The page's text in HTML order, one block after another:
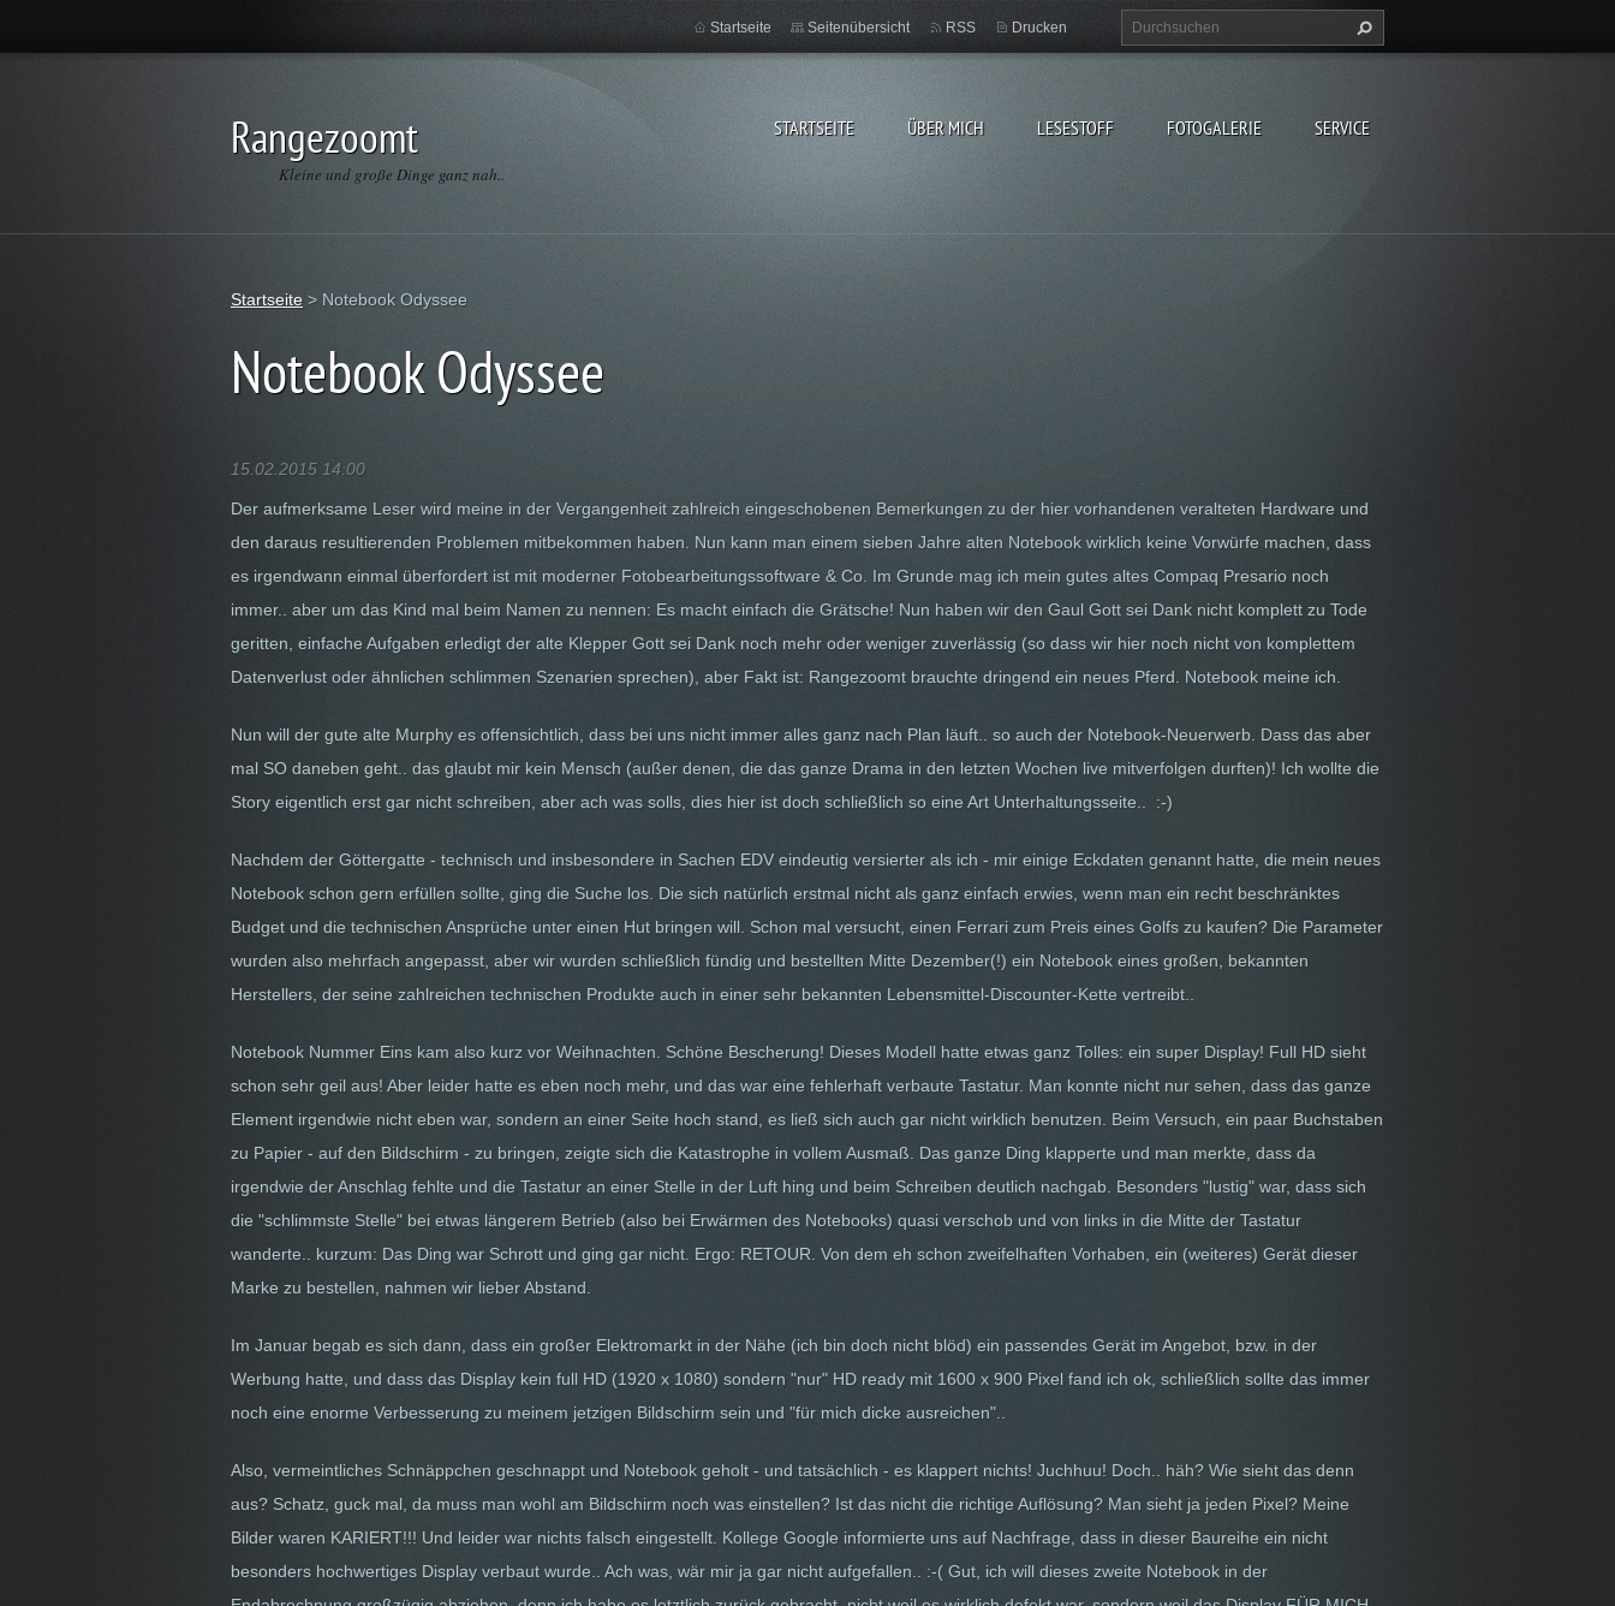
Rangezoomt
Kleine und große Dinge ganz nah..
STARTSEITE ÜBER MICH LESESTOFF FOTOGALERIE SERVICE
Startseite Seitenübersicht RSS Drucken
Startseite > Notebook Odyssee
Notebook Odyssee
15.02.2015 14:00
Der aufmerksame Leser wird meine in der Vergangenheit zahlreich eingeschobenen Bemerkungen zu der hier vorhandenen veralteten Hardware und
den daraus resultierenden Problemen mitbekommen haben. Nun kann man einem sieben Jahre alten Notebook wirklich keine Vorwürfe machen, dass
es irgendwann einmal überfordert ist mit moderner Fotobearbeitungssoftware & Co. Im Grunde mag ich mein gutes altes Compaq Presario noch
immer.. aber um das Kind mal beim Namen zu nennen: Es macht einfach die Grätsche! Nun haben wir den Gaul Gott sei Dank nicht komplett zu Tode
geritten, einfache Aufgaben erledigt der alte Klepper Gott sei Dank noch mehr oder weniger zuverlässig (so dass wir hier noch nicht von komplettem
Datenverlust oder ähnlichen schlimmen Szenarien sprechen), aber Fakt ist: Rangezoomt brauchte dringend ein neues Pferd. Notebook meine ich.
Nun will der gute alte Murphy es offensichtlich, dass bei uns nicht immer alles ganz nach Plan läuft.. so auch der Notebook-Neuerwerb. Dass das aber
mal SO daneben geht.. das glaubt mir kein Mensch (außer denen, die das ganze Drama in den letzten Wochen live mitverfolgen durften)! Ich wollte die
Story eigentlich erst gar nicht schreiben, aber ach was solls, dies hier ist doch schließlich so eine Art Unterhaltungsseite.. :-)
Nachdem der Göttergatte - technisch und insbesondere in Sachen EDV eindeutig versierter als ich - mir einige Eckdaten genannt hatte, die mein neues
Notebook schon gern erfüllen sollte, ging die Suche los. Die sich natürlich erstmal nicht als ganz einfach erwies, wenn man ein recht beschränktes
Budget und die technischen Ansprüche unter einen Hut bringen will. Schon mal versucht, einen Ferrari zum Preis eines Golfs zu kaufen? Die Parameter
wurden also mehrfach angepasst, aber wir wurden schließlich fündig und bestellten Mitte Dezember(!) ein Notebook eines großen, bekannten
Herstellers, der seine zahlreichen technischen Produkte auch in einer sehr bekannten Lebensmittel-Discounter-Kette vertreibt..
Notebook Nummer Eins kam also kurz vor Weihnachten. Schöne Bescherung! Dieses Modell hatte etwas ganz Tolles: ein super Display! Full HD sieht
schon sehr geil aus! Aber leider hatte es eben noch mehr, und das war eine fehlerhaft verbaute Tastatur. Man konnte nicht nur sehen, dass das ganze
Element irgendwie nicht eben war, sondern an einer Seite hoch stand, es ließ sich auch gar nicht wirklich benutzen. Beim Versuch, ein paar Buchstaben
zu Papier - auf den Bildschirm - zu bringen, zeigte sich die Katastrophe in vollem Ausmaß. Das ganze Ding klapperte und man merkte, dass da
irgendwie der Anschlag fehlte und die Tastatur an einer Stelle in der Luft hing und beim Schreiben deutlich nachgab. Besonders "lustig" war, dass sich
die "schlimmste Stelle" bei etwas längerem Betrieb (also bei Erwärmen des Notebooks) quasi verschob und von links in die Mitte der Tastatur
wanderte.. kurzum: Das Ding war Schrott und ging gar nicht. Ergo: RETOUR. Von dem eh schon zweifelhaften Vorhaben, ein (weiteres) Gerät dieser
Marke zu bestellen, nahmen wir lieber Abstand.
Im Januar begab es sich dann, dass ein großer Elektromarkt in der Nähe (ich bin doch nicht blöd) ein passendes Gerät im Angebot, bzw. in der
Werbung hatte, und dass das Display kein full HD (1920 x 1080) sondern "nur" HD ready mit 1600 x 900 Pixel fand ich ok, schließlich sollte das immer
noch eine enorme Verbesserung zu meinem jetzigen Bildschirm sein und "für mich dicke ausreichen"..
Also, vermeintliches Schnäppchen geschnappt und Notebook geholt - und tatsächlich - es klappert nichts! Juchhuu! Doch.. häh? Wie sieht das denn
aus? Schatz, guck mal, da muss man wohl am Bildschirm noch was einstellen? Ist das nicht die richtige Auflösung? Man sieht ja jeden Pixel? Meine
Bilder waren KARIERT!!! Und leider war nichts falsch eingestellt. Kollege Google informierte uns auf Nachfrage, dass in dieser Baureihe ein nicht
besonders hochwertiges Display verbaut wurde.. Ach was, wär mir ja gar nicht aufgefallen.. :-( Gut, ich will dieses zweite Notebook in der